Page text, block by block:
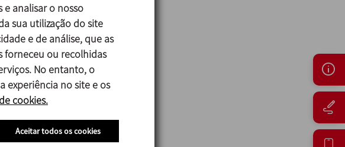
analisar o nosso
sua utilização do site
e de análise, que as
forneceu ou recolhidas
No entanto, o
experiência no site e os
cookies.
Aceitar todos os cookies